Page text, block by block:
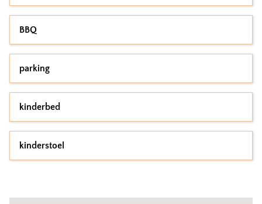
BBQ
parking
kinderbed
kinderstoel